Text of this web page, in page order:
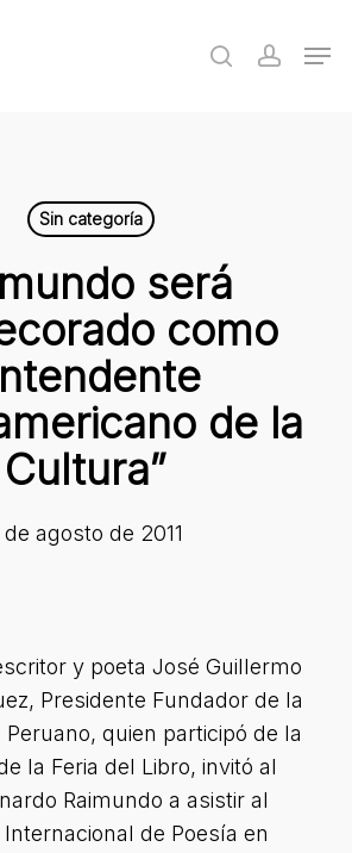
search
Sin categoría
será
como
de la
Cultura”
de agosto de 2011
y poeta José Guillermo
Presidente Fundador de la
Peruano, quien participó de la
la Feria del Libro, invitó al
Raimundo a asistir al
de Poesía en